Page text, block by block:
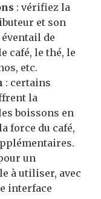
: vérifiez la
et son
de
café, le thé, le
etc.
: certains
la
boissons en
force du café,
un
à utiliser, avec
interface